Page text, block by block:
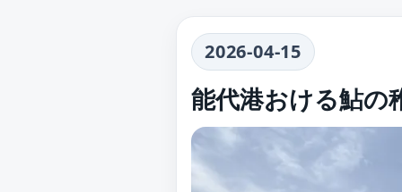
2026-04-15
能代港おける鮎の